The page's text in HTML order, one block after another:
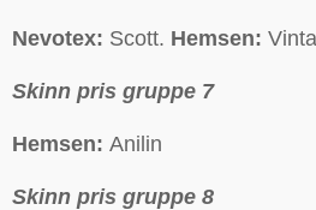
Nevotex: Scott. Hemsen:
Skinn pris gruppe 7
Hemsen: Anilin
Skinn pris gruppe 8